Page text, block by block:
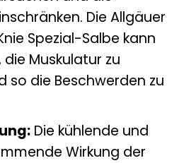
Die Allgäuer
Spezial-Salbe kann
Muskulatur zu
so die Beschwerden zu
Die kühlende und
Wirkung der